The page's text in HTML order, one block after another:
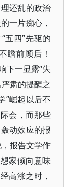
还乱的政治
一片痴心，
五四”先驱的
瞻前顾后！
下一显露“失
肃的提醒之
崛起以后不
会，而那些
动效应的报
报告文学作
家倾向意味
高涨之时，